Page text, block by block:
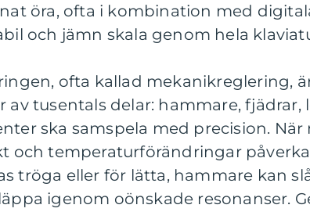
öra, ofta i kombination med
och jämn skala genom hela
ofta kallad mekanikreglering,
av tusentals delar: hammare, fjädrar,
ska samspela med precision.
och temperaturförändringar
tröga eller för lätta, hammare kan
igenom oönskade resonanser.